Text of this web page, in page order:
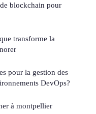
blockchain pour
transforme la
pour la gestion des
DevOps?
à montpellier